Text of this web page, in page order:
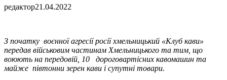
редактор21.04.2022
З початку воєнної агресії росії хмельницький «Клуб кави»
передав військовим частинам Хмельницького та тим, що
воюють на передовій, 10 дороговартісних кавомашин та
майже півтонни зерен кави і супутні товари.